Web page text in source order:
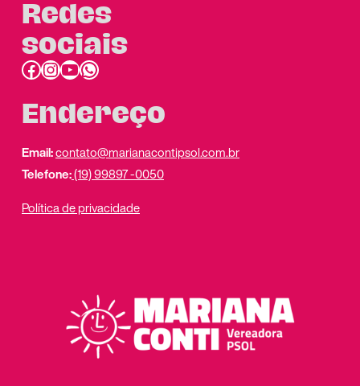
Redes
sociais
Facebook InstagramYoutube link do whatsapp
Endereço
Email:contato@marianacontipsol.com.br
Telefone:(19) 99897 -0050
Política de privacidade